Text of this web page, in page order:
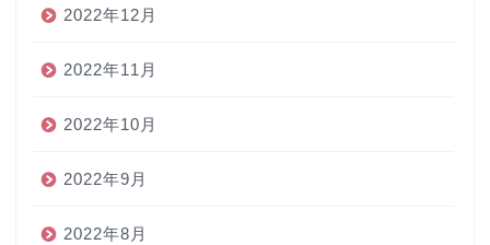
2022年12月
2022年11月
2022年10月
2022年9月
2022年8月